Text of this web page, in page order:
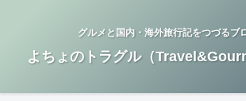
グルメと国内・海外旅行記をつづるブ
よちょのトラグル（